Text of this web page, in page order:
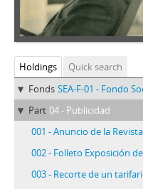
Holdings
Quick search
Fonds SEA-F-01 - Fondo
Part 04 - Publicidad
001 - Anuncio de la
002 - Folleto Exposición
003 - Recorte de un